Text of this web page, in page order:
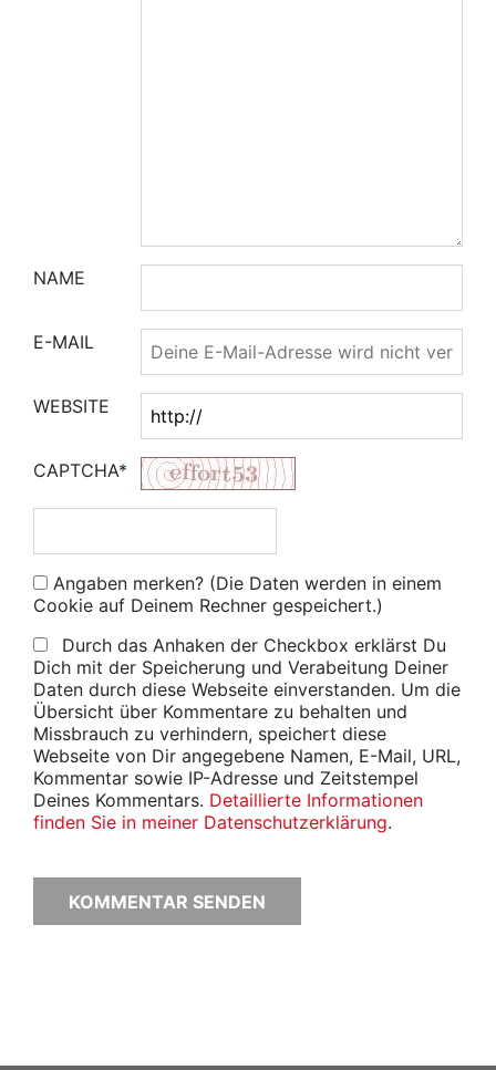
NAME
E-MAIL
WEBSITE
CAPTCHA*
Angaben merken? (Die Daten werden in einem
Cookie auf Deinem Rechner gespeichert.)
Durch das Anhaken der Checkbox erklärst Du
Dich mit der Speicherung und Verabeitung Deiner
Daten durch diese Webseite einverstanden. Um die
Übersicht über Kommentare zu behalten und
Missbrauch zu verhindern, speichert diese
Webseite von Dir angegebene Namen, E-Mail, URL,
Kommentar sowie IP-Adresse und Zeitstempel
Deines Kommentars. Detaillierte Informationen
finden Sie in meiner Datenschutzerklärung.